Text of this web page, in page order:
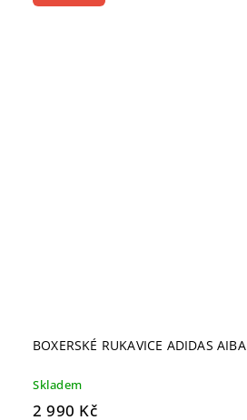
BOXERSKÉ RUKAVICE ADIDAS AIBA
Skladem
2 990 Kč